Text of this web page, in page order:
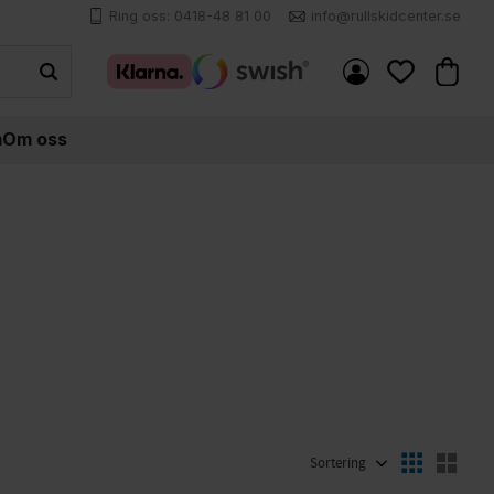
Ring oss: 0418-48 81 00 info@rullskidcenter.se
Om oss